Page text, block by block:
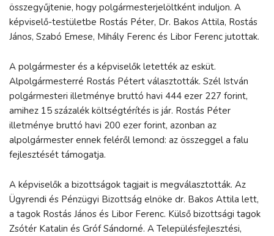
összegyűjtenie, hogy polgármesterjelöltként induljon. A
képviselő-testületbe Rostás Péter, Dr. Bakos Attila, Rostás
János, Szabó Emese, Mihály Ferenc és Libor Ferenc jutottak.
A polgármester és a képviselők letették az esküt.
Alpolgármesterré Rostás Pétert választották. Szél István
polgármesteri illetménye bruttó havi 444 ezer 227 forint,
amihez 15 százalék költségtérítés is jár. Rostás Péter
illetménye bruttó havi 200 ezer forint, azonban az
alpolgármester ennek feléről lemond: az összeggel a falu
fejlesztését támogatja.
A képviselők a bizottságok tagjait is megválasztották. Az
Ügyrendi és Pénzügyi Bizottság elnöke dr. Bakos Attila lett,
a tagok Rostás János és Libor Ferenc. Külső bizottsági tagok
Zsótér Katalin és Gróf Sándorné. A Településfejlesztési,